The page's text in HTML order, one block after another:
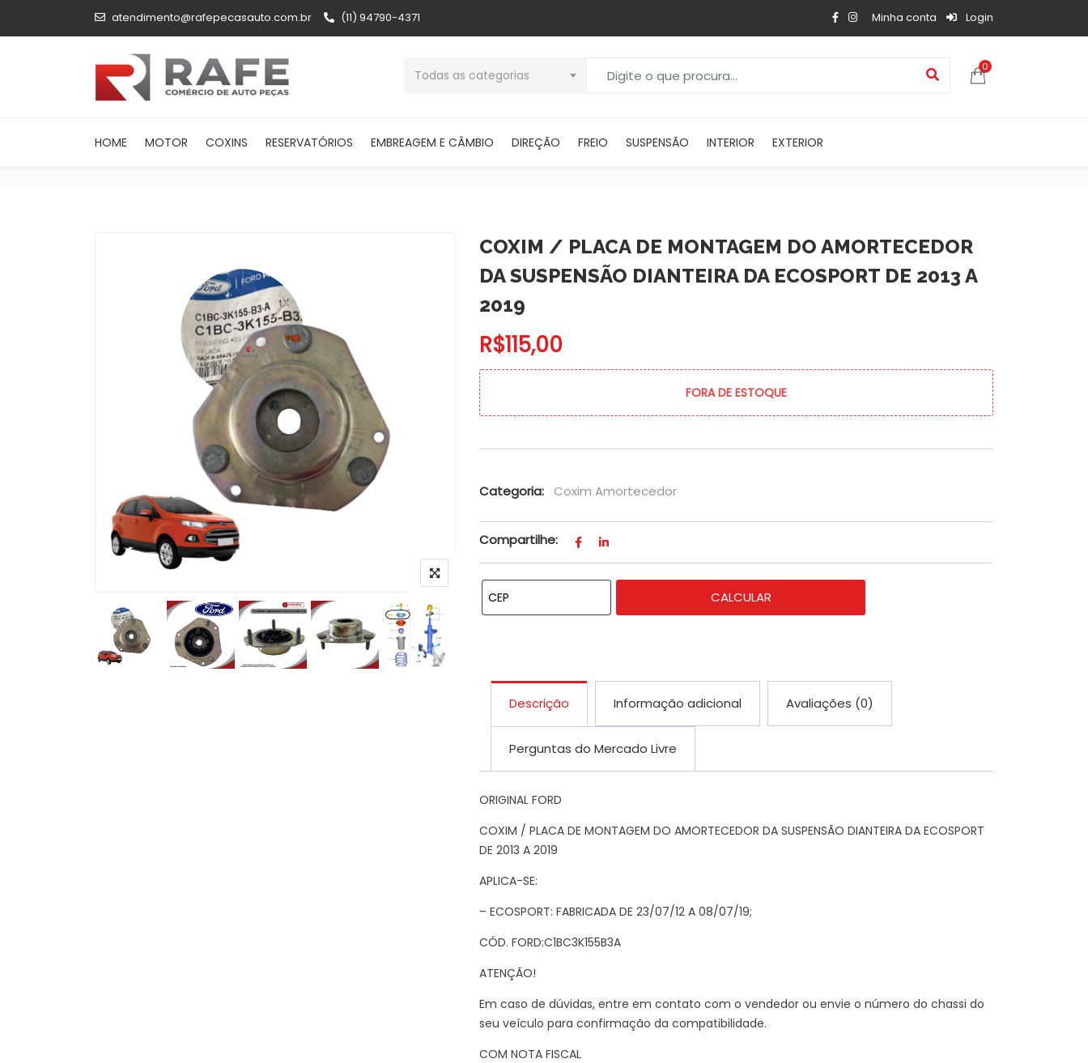
atendimento@rafepecasauto.com.br (11) 94790-4371 Minha conta Login
0
Todas as categorias
HOME MOTOR COXINS RESERVATÓRIOS EMBREAGEM E CÂMBIO DIREÇÃO FREIO SUSPENSÃO INTERIOR EXTERIOR
COXIM / PLACA DE MONTAGEM DO AMORTECEDOR
DA SUSPENSÃO DIANTEIRA DA ECOSPORT DE 2013 A
2019
R$115,00
FORA DE ESTOQUE
Categoria: Coxim Amortecedor
Compartilhe:
CALCULAR
Descrição Informação adicional Avaliações (0)
Perguntas do Mercado Livre
ORIGINAL FORD
COXIM / PLACA DE MONTAGEM DO AMORTECEDOR DA SUSPENSÃO DIANTEIRA DA ECOSPORT
DE 2013 A 2019
APLICA-SE:
– ECOSPORT: FABRICADA DE 23/07/12 A 08/07/19;
CÓD. FORD:C1BC3K155B3A
ATENÇÃO!
Em caso de dúvidas, entre em contato com o vendedor ou envie o número do chassi do
seu veículo para confirmação da compatibilidade.
COM NOTA FISCAL